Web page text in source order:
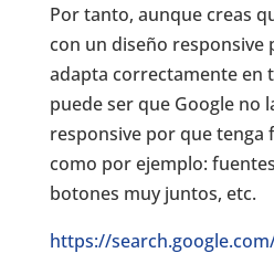
Por tanto, aunque creas
con un diseño responsive
adapta correctamente en
puede ser que Google no
responsive por que tenga
como por ejemplo:
botones muy juntos, etc.
https://